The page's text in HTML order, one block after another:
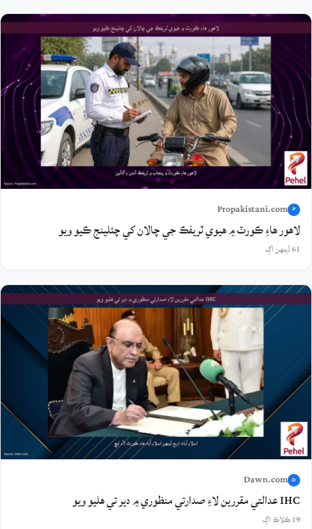
P
Propakistani.com
لاهور هاءِ ڪورٽ ۾ هيوي ٽريفڪ جي چالان کي چئلينج ڪيو ويو
61 ڏينهن اڳ
D
Dawn.com
IHC عدالتي مقررين لاءِ صدارتي منظوري ۾ دير تي هليو ويو
19 ڪلاڪ اڳ